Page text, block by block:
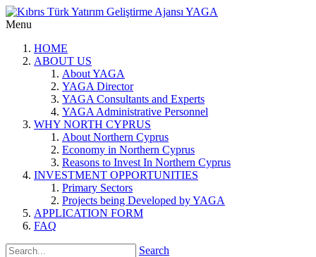
Menu
HOME
ABOUT US
About YAGA
YAGA Director
YAGA Consultants and Experts
YAGA Administrative Personnel
WHY NORTH CYPRUS
About Northern Cyprus
Economy in Northern Cyprus
Reasons to Invest In Northern Cyprus
INVESTMENT OPPORTUNITIES
Primary Sectors
Projects being Developed by YAGA
APPLICATION FORM
FAQ
Search